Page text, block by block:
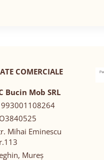
COMERCIALE
Bucin Mob SRL
Mihai Eminescu
Mureș